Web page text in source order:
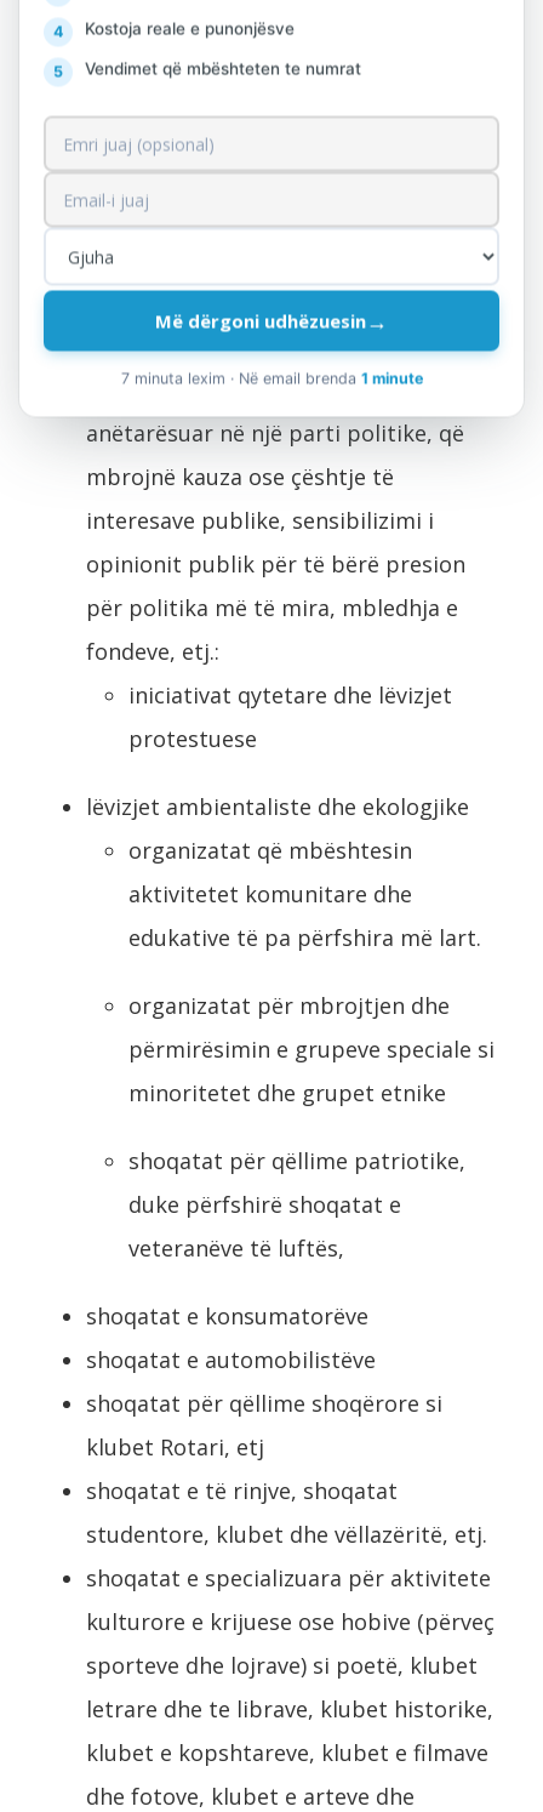
Këto organizata kryesisht angazhohen që,
nëpërmjet nxitjes së anëtarëve apo
simpatizantëve të partisë, të influencojnë
në vendimarrjet e qeverisë. Gjithashtu
përfshihen përhapja e informacionit,
lidhjet publike, mbledhja e fondeve, etj.
94.99 Aktivitete të
organizatave të tjera p.k.t
Kjo klasë përfshin:
aktivitetet e organizatave jo direkt të
anëtarësuar në një parti politike, që
mbrojnë kauza ose çështje të
interesave publike, sensibilizimi i
opinionit publik për të bërë presion
për politika më të mira, mbledhja e
fondeve, etj.:
iniciativat qytetare dhe lëvizjet
protestuese
lëvizjet ambientaliste dhe ekologjike
organizatat që mbështesin
aktivitetet komunitare dhe
edukative të pa përfshira më lart.
organizatat për mbrojtjen dhe
përmirësimin e grupeve speciale si
minoritetet dhe grupet etnike
shoqatat për qëllime patriotike,
duke përfshirë shoqatat e
veteranëve të luftës,
shoqatat e konsumatorëve
shoqatat e automobilistëve
shoqatat për qëllime shoqërore si
klubet Rotari, etj
shoqatat e të rinjve, shoqatat
studentore, klubet dhe vëllazëritë, etj.
shoqatat e specializuara për aktivitete
kulturore e krijuese ose hobive (përveç
sporteve dhe lojrave) si poetë, klubet
letrare dhe te librave, klubet historike,
klubet e kopshtareve, klubet e filmave
dhe fotove, klubet e arteve dhe
Kostoja reale e punonjësve
Vendimet që mbështeten te numrat
Më dërgoni udhëzuesin→
7 minuta lexim · Në email brenda 1 minute